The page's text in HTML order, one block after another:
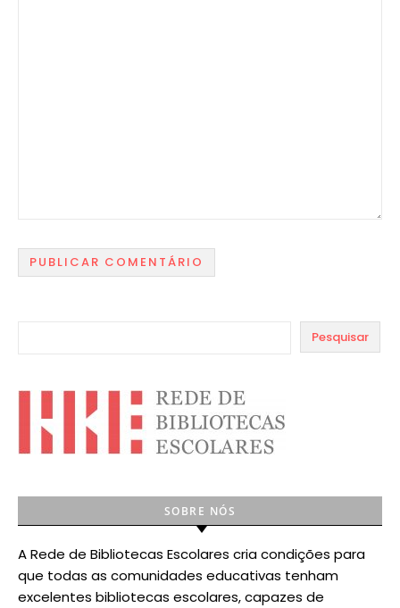
Pesquisar
SOBRE NÓS
A Rede de Bibliotecas Escolares cria condições para
que todas as comunidades educativas tenham
excelentes bibliotecas escolares, capazes de